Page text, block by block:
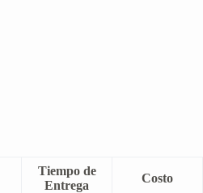
Tiempo de
Entrega
Costo